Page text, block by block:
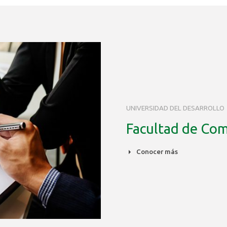
UNIVERSIDAD DEL DESARROLLO
Facultad de
Conocer más